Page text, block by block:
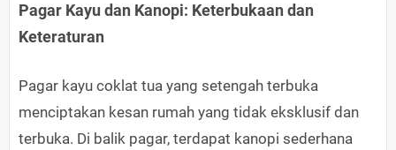
Pagar Kayu dan Kanopi: Keterbukaan dan
Keteraturan
Pagar kayu coklat tua yang setengah terbuka
menciptakan kesan rumah yang tidak eksklusif dan
terbuka. Di balik pagar, terdapat kanopi sederhana